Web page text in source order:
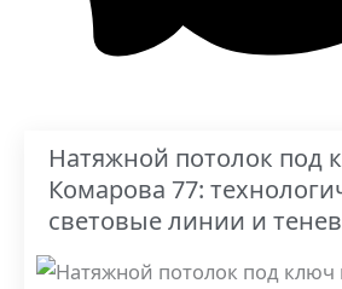
Натяжной потолок под
Комарова 77:
световые линии и